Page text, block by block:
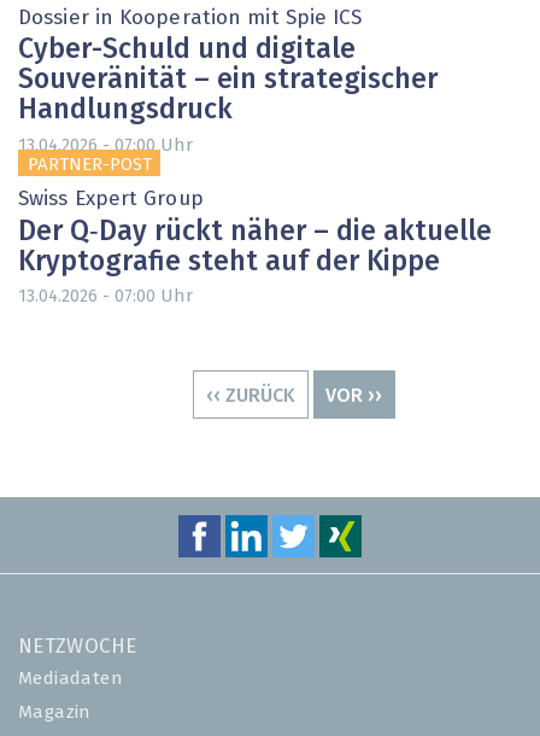
Dossier in Kooperation mit Spie ICS
Cyber-Schuld und digitale
Souveränität – ein strategischer
Handlungsdruck
13.04.2026 - 07:00 Uhr
PARTNER-POST
Swiss Expert Group
Der Q‑Day rückt näher – die aktuelle
­Kryptografie steht auf der Kippe
13.04.2026 - 07:00 Uhr
VORHERIGE
‹‹ ZURÜCK
NÄCHSTE
VOR ››
NETZWOCHE
Mediadaten
Magazin